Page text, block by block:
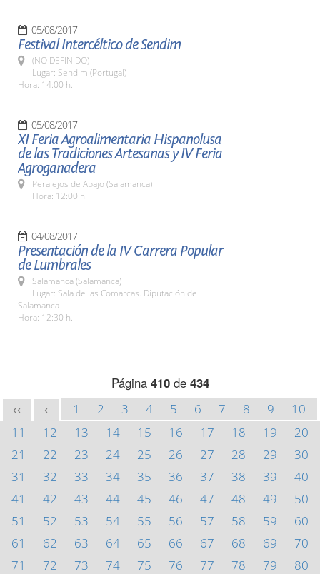
05/08/2017
Festival Intercéltico de Sendim
(NO DEFINIDO)
Lugar: Sendim (Portugal)
Hora: 14:00 h.
05/08/2017
XI Feria Agroalimentaria Hispanolusa
de las Tradiciones Artesanas y IV Feria
Agroganadera
Peralejos de Abajo (Salamanca)
Hora: 12:00 h.
04/08/2017
Presentación de la IV Carrera Popular
de Lumbrales
Salamanca (Salamanca)
Lugar: Sala de las Comarcas. Diputación de
Salamanca
Hora: 12:30 h.
Página 410de 434
<< < 1 2 3 4 5 6 7 8 9
10
11
12 13 14 15 16 17 18 19
20
21
22 23 24 25 26 27 28 29
30
31
32 33 34 35 36 37 38 39
40
41
42 43 44 45 46 47 48 49
50
51
52 53 54 55 56 57 58 59
60
61
62 63 64 65 66 67 68 69
70
71
72 73 74 75 76 77 78 79
80